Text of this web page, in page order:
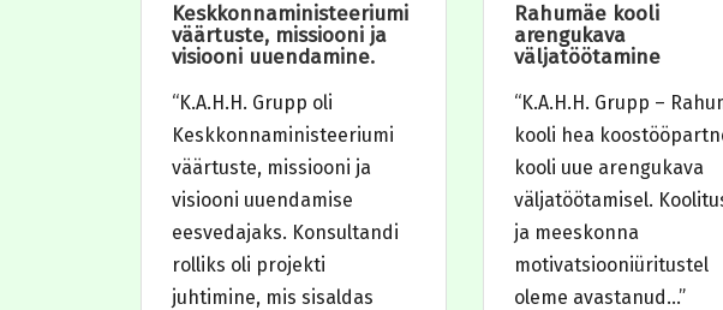
Keskkonnaministeeriumi
väärtuste, missiooni ja
visiooni uuendamine.
“K.A.H.H. Grupp oli
Keskkonnaministeeriumi
väärtuste, missiooni ja
visiooni uuendamise
eesvedajaks. Konsultandi
rolliks oli projekti
juhtimine, mis sisaldas
Rahumäe kooli
arengukava
väljatöötamine
“K.A.H.H. Grupp –
kooli hea
kooli uue arengukava
väljatöötamisel.
ja meeskonna
motivatsiooniüritustel
oleme avastanud…”